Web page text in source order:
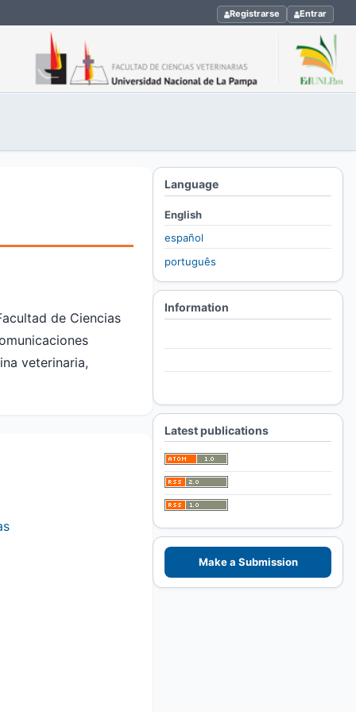
Registrarse Entrar
de Ciencias
veterinaria,
Language
English
español
português
Information
Latest publications
Make a Submission